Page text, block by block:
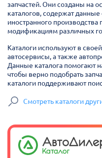
запчастей. Они созданы на
каталогов, содержат
иностранного
модификациям различных
Каталоги используют в
автосервисы, а также
Данные каталога помогают
чтобы верно подобрать
каталоги поддерживают
Смотреть каталоги